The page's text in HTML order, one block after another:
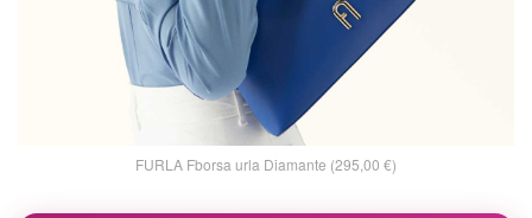
FURLA Fborsa urla Diamante (295,00 €)